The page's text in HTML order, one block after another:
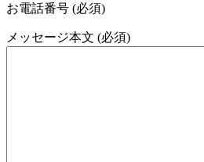
お電話番号 (必須)
メッセージ本文 (必須)